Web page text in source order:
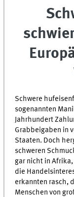
Schwere
sogenannten
Jahrhundert
Grabbeigaben in
Staaten. Doch
schweren
gar nicht in
die
erkannten rasch,
Menschen von